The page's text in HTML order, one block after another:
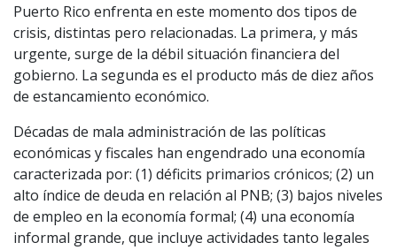
Puerto Rico enfrenta en este momento dos tipos de
crisis, distintas pero relacionadas. La primera, y más
urgente, surge de la débil situación financiera del
gobierno. La segunda es el producto más de diez años
de estancamiento económico.
Décadas de mala administración de las políticas
económicas y fiscales han engendrado una economía
caracterizada por: (1) déficits primarios crónicos; (2) un
alto índice de deuda en relación al PNB; (3) bajos niveles
de empleo en la economía formal; (4) una economía
informal grande, que incluye actividades tanto legales